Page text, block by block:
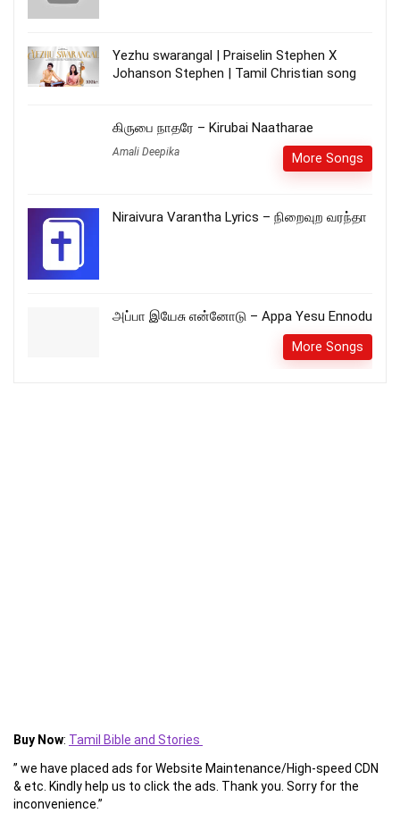
Yezhu swarangal | Praiselin Stephen X
Johanson Stephen | Tamil Christian song
கிருபை நாதரே – Kirubai Naatharae
Amali Deepika More Songs
Niraivura Varantha Lyrics – நிறைவுற வரந்தா
அப்பா இயேசு என்னோடு – Appa Yesu Ennodu
More Songs
Buy Now: Tamil Bible and Stories
” we have placed ads for Website Maintenance/High-speed CDN
& etc. Kindly help us to click the ads. Thank you. Sorry for the
inconvenience.”